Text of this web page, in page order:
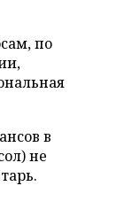
по
в
не